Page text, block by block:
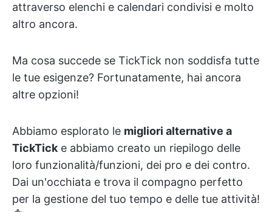
attraverso elenchi e calendari condivisi e molto
altro ancora.
Ma cosa succede se TickTick non soddisfa tutte
le tue esigenze? Fortunatamente, hai ancora
altre opzioni!
Abbiamo esplorato le migliori alternative a
TickTick e abbiamo creato un riepilogo delle
loro funzionalità/funzioni, dei pro e dei contro.
Dai un'occhiata e trova il compagno perfetto
per la gestione del tuo tempo e delle tue attività!